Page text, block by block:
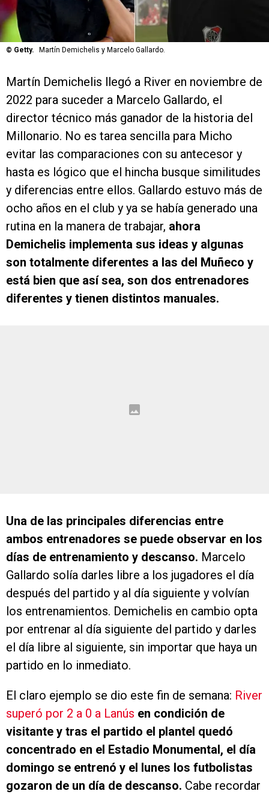
© Getty. Martín Demichelis y Marcelo Gallardo.
Martín Demichelis llegó a River en noviembre de
2022 para suceder a Marcelo Gallardo, el
director técnico más ganador de la historia del
Millonario. No es tarea sencilla para Micho
evitar las comparaciones con su antecesor y
hasta es lógico que el hincha busque similitudes
y diferencias entre ellos. Gallardo estuvo más de
ocho años en el club y ya se había generado una
rutina en la manera de trabajar, ahora
Demichelis implementa sus ideas y algunas
son totalmente diferentes a las del Muñeco y
está bien que así sea, son dos entrenadores
diferentes y tienen distintos manuales.
Una de las principales diferencias entre
ambos entrenadores se puede observar en los
días de entrenamiento y descanso. Marcelo
Gallardo solía darles libre a los jugadores el día
después del partido y al día siguiente y volvían
los entrenamientos. Demichelis en cambio opta
por entrenar al día siguiente del partido y darles
el día libre al siguiente, sin importar que haya un
partido en lo inmediato.
El claro ejemplo se dio este fin de semana: River
superó por 2 a 0 a Lanús en condición de
visitante y tras el partido el plantel quedó
concentrado en el Estadio Monumental, el día
domingo se entrenó y el lunes los futbolistas
gozaron de un día de descanso. Cabe recordar